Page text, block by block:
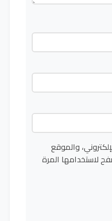
والموقع
لاستخدامها المرة